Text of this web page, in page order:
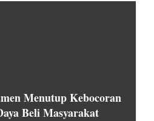
Menutup Kebocoran
Beli Masyarakat